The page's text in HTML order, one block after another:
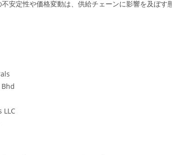
安定性や価格変動は、供給チェーンに影響を及ぼす
LLC